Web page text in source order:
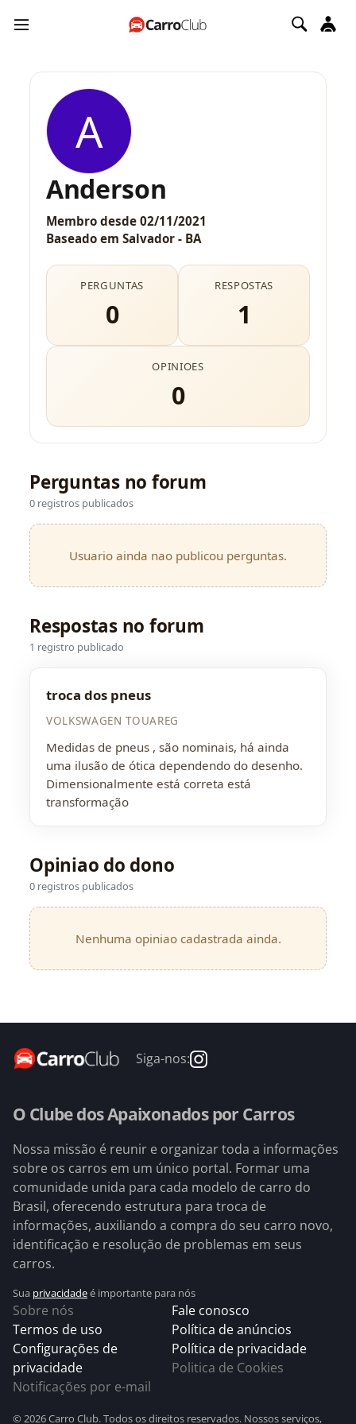
A
Anderson
Membro desde 02/11/2021
Baseado em Salvador - BA
PERGUNTAS
0
RESPOSTAS
1
OPINIOES
0
Perguntas no forum
0 registros publicados
Usuario ainda nao publicou perguntas.
Respostas no forum
1 registro publicado
troca dos pneus
VOLKSWAGEN TOUAREG
Medidas de pneus , são nominais, há ainda
uma ilusão de ótica dependendo do desenho.
Dimensionalmente está correta está
transformação
Opiniao do dono
0 registros publicados
Nenhuma opiniao cadastrada ainda.
Siga-nos:
O Clube dos Apaixonados por Carros
Nossa missão é reunir e organizar toda a informações
sobre os carros em um único portal. Formar uma
comunidade unida para cada modelo de carro do
Brasil, oferecendo estrutura para troca de
informações, auxiliando a compra do seu carro novo,
identificação e resolução de problemas em seus
carros.
Sua privacidadeé importante para nós
Sobre nós
Termos de uso
Configurações de
privacidade
Notificações por e-mail
Fale conosco
Política de anúncios
Política de privacidade
Politica de Cookies
© 2026 Carro Club. Todos os direitos reservados. Nossos serviços,